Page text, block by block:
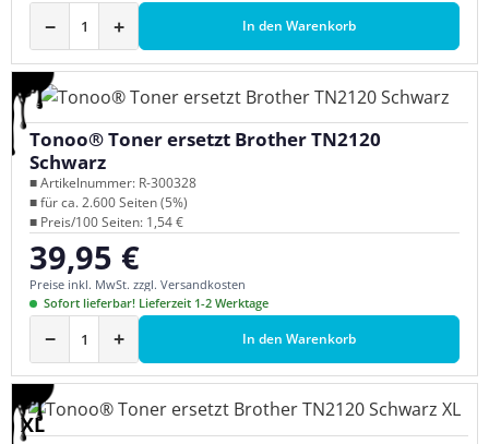
− + In den Warenkorb
Tonoo® Toner ersetzt Brother TN2120
Schwarz
■ Artikelnummer: R-300328
■ für ca. 2.600 Seiten (5%)
■ Preis/100 Seiten: 1,54 €
Regulärer Preis:
39,95 €
Preise inkl. MwSt. zzgl. Versandkosten
Sofort lieferbar! Lieferzeit 1-2 Werktage
− + In den Warenkorb
XL